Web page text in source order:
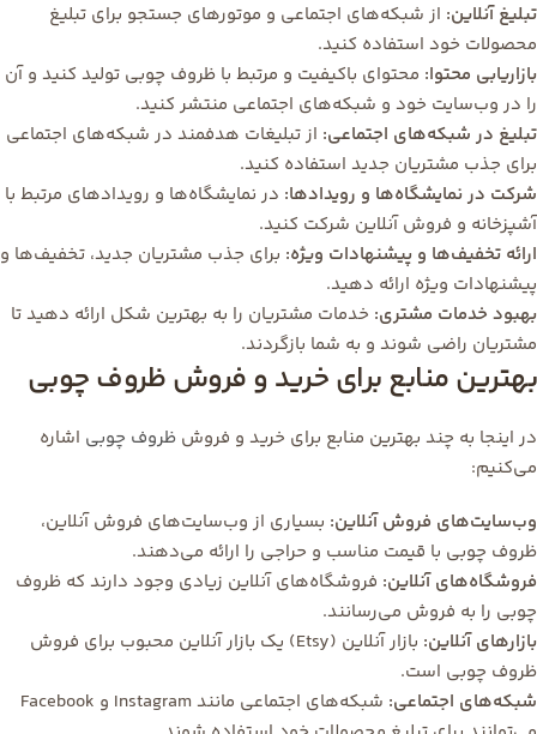
تبلیغ آنلاین: از شبکه‌های اجتماعی و موتورهای جستجو برای تبلیغ
محصولات خود استفاده کنید.
بازاریابی محتوا: محتوای باکیفیت و مرتبط با ظروف چوبی تولید کنید و آن
را در وب‌سایت خود و شبکه‌های اجتماعی منتشر کنید.
تبلیغ در شبکه‌های اجتماعی: از تبلیغات هدفمند در شبکه‌های اجتماعی
برای جذب مشتریان جدید استفاده کنید.
شرکت در نمایشگاه‌ها و رویدادها: در نمایشگاه‌ها و رویدادهای مرتبط با
آشپزخانه و فروش آنلاین شرکت کنید.
ارائه تخفیف‌ها و پیشنهادات ویژه: برای جذب مشتریان جدید، تخفیف‌ها و
پیشنهادات ویژه ارائه دهید.
بهبود خدمات مشتری: خدمات مشتریان را به بهترین شکل ارائه دهید تا
مشتریان راضی شوند و به شما بازگردند.
بهترین منابع برای خرید و فروش ظروف چوبی
در اینجا به چند بهترین منابع برای خرید و فروش ظروف چوبی اشاره
می‌کنیم:
وب‌سایت‌های فروش آنلاین: بسیاری از وب‌سایت‌های فروش آنلاین،
ظروف چوبی با قیمت مناسب و حراجی را ارائه می‌دهند.
فروشگاه‌های آنلاین: فروشگاه‌های آنلاین زیادی وجود دارند که ظروف
چوبی را به فروش می‌رسانند.
بازارهای آنلاین:
بازار آنلاین (Etsy) یک بازار آنلاین محبوب برای فروش
ظروف چوبی است.
شبکه‌های اجتماعی:
شبکه‌های اجتماعی مانند Instagram و Facebook